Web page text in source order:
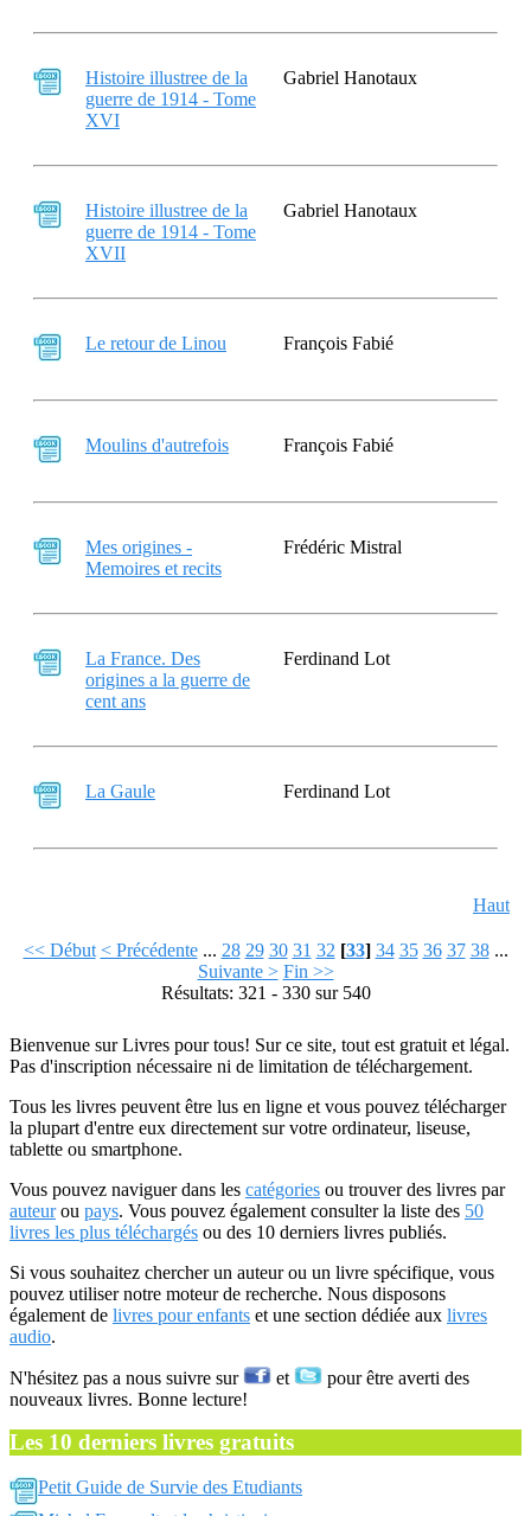
Histoire illustree de la
guerre de 1914 - Tome
XVI
Gabriel Hanotaux
Histoire illustree de la
guerre de 1914 - Tome
XVII
Gabriel Hanotaux
Le retour de Linou François Fabié
Moulins d'autrefois François Fabié
Mes origines -
Memoires et recits
Frédéric Mistral
La France. Des
origines a la guerre de
cent ans
Ferdinand Lot
La Gaule Ferdinand Lot
Haut
<< Début < Précédente ... 28 29 30 31 32 [33] 34 35 36 37 38 ...
Suivante > Fin >>
Résultats: 321 - 330 sur 540
Bienvenue sur Livres pour tous! Sur ce site, tout est gratuit et légal.
Pas d'inscription nécessaire ni de limitation de téléchargement.
Tous les livres peuvent être lus en ligne et vous pouvez télécharger
la plupart d'entre eux directement sur votre ordinateur, liseuse,
tablette ou smartphone.
Vous pouvez naviguer dans les catégories ou trouver des livres par
auteurou pays. Vous pouvez également consulter la liste des 50
livres les plus téléchargés ou des 10 derniers livres publiés.
Si vous souhaitez chercher un auteur ou un livre spécifique, vous
pouvez utiliser notre moteur de recherche. Nous disposons
également de livres pour enfants et une section dédiée aux livres
audio.
N'hésitez pas a nous suivre sur et
pour être averti des
nouveaux livres. Bonne lecture!
Les 10 derniers livres gratuits
Petit Guide de Survie des Etudiants